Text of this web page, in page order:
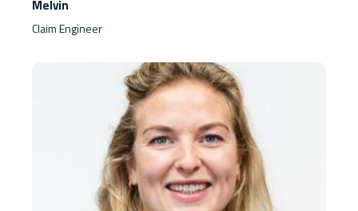
Melvin
Claim Engineer